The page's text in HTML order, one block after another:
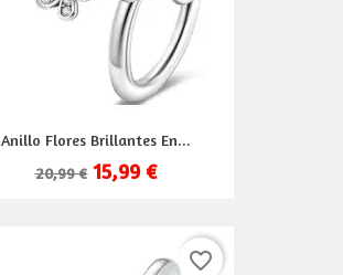
Anillo Flores Brillantes En...
20,99 € 15,99 €
favorite_border